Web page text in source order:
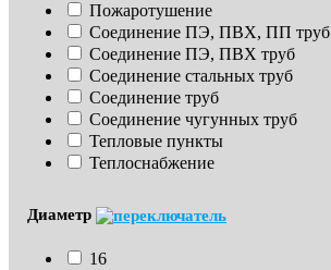
Пожаротушение
Соединение ПЭ, ПВХ, ПП труб
Соединение ПЭ, ПВХ труб
Соединение стальных труб
Соединение труб
Соединение чугунных труб
Тепловые пункты
Теплоснабжение
Диаметр
16